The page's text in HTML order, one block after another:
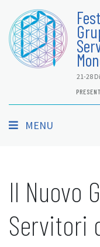
21-28
MENU
Il Nuovo
Servitori